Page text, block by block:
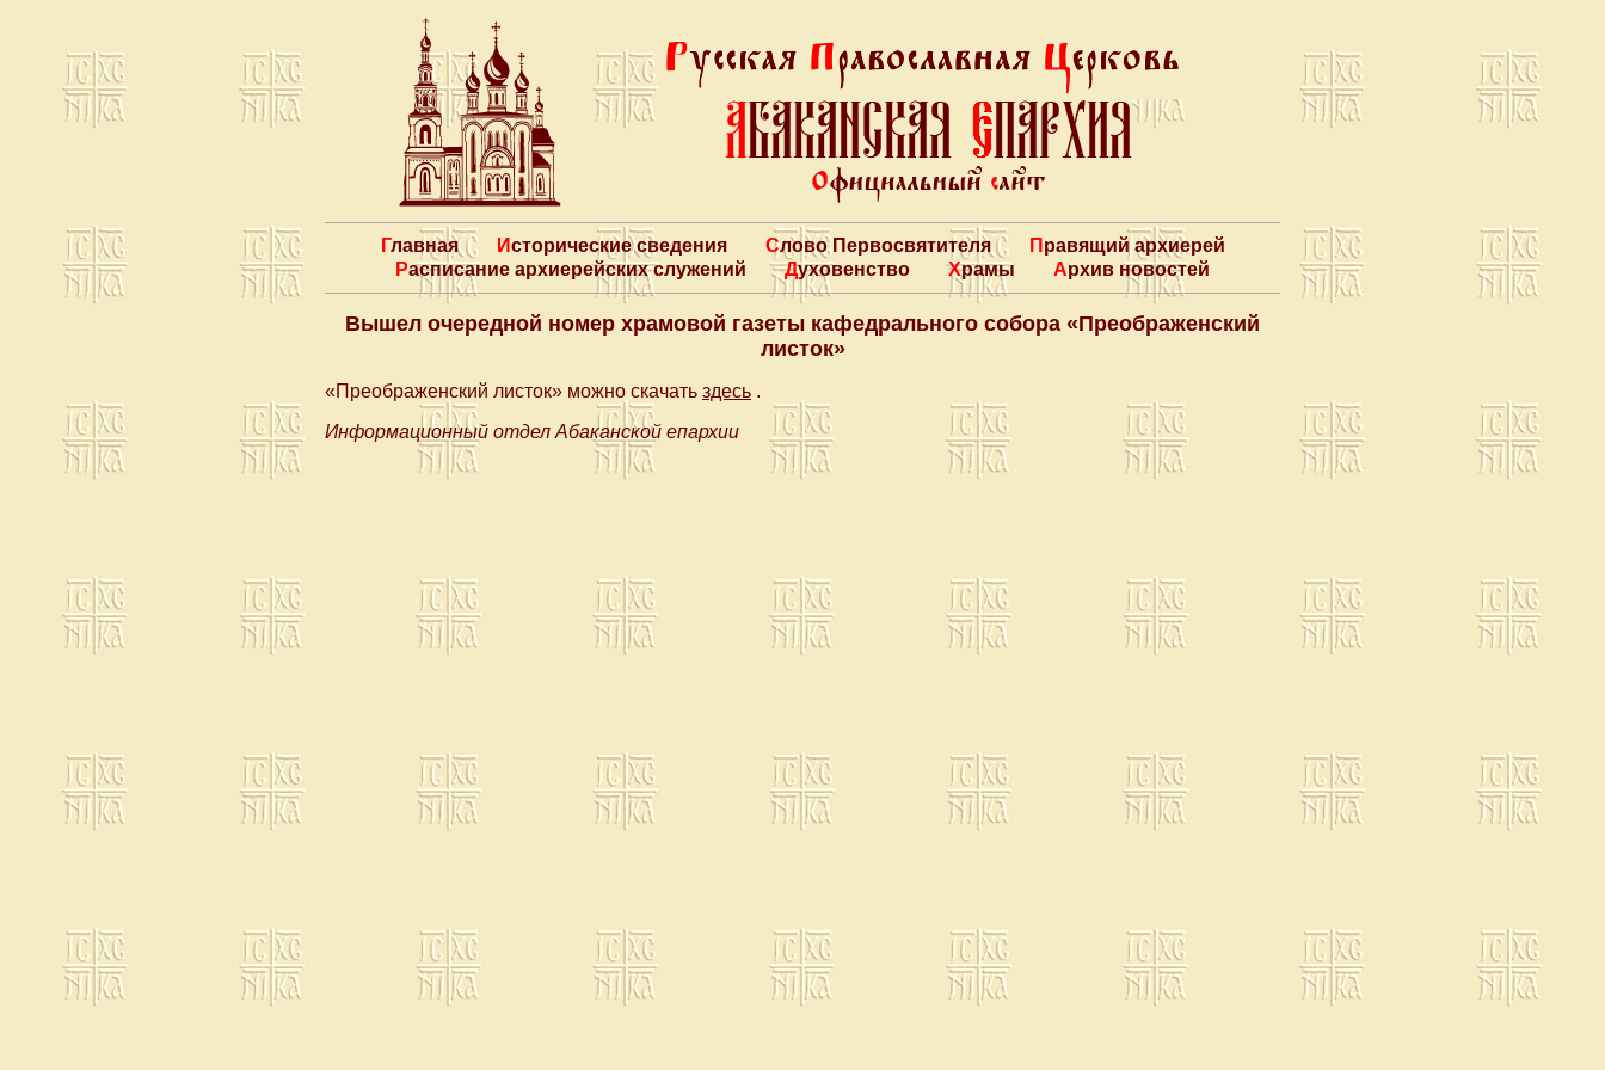
Главная Исторические сведения Слово Первосвятителя
Правящий архиерей
Расписание архиерейских служений
Духовенство Храмы Архив новостей
Вышел очередной номер храмовой газеты кафедрального собора «Преображенский
листок»
«Преображенский листок» можно скачать здесь .
Информационный отдел Абаканской епархии